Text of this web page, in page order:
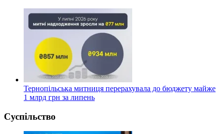
Тернопільська митниця перерахувала до бюджету майже
1 млрд грн за липень
Суспільство